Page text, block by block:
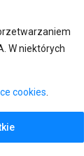
W niektórych
cookies